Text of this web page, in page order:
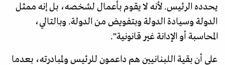
يحدده الرئيس. لأنه لا يقوم بأعمال لشخصه، بل إنه ممثل
الدولة وسيادة الدولة وبتفويض من الدولة. وبالتالي،
المحاسبة أو الإدانة غير قانونية".
​على أن بقية اللبنانيين هم داعمون للرئيس ولمبادرته، بعدما